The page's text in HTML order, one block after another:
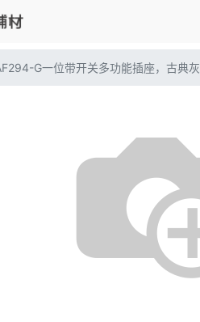
G一位带开关多功能插座，古典灰